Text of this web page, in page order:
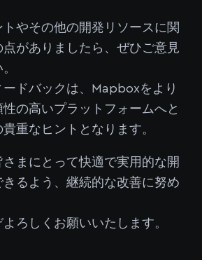
トやその他の開発リソースに関
点がありましたら、ぜひご意見
ードバックは、Mapboxをより
の高いプラットフォームへと
重なヒントとなります。
まにとって快適で実用的な開
るよう、継続的な改善に努め
ろしくお願いいたします。